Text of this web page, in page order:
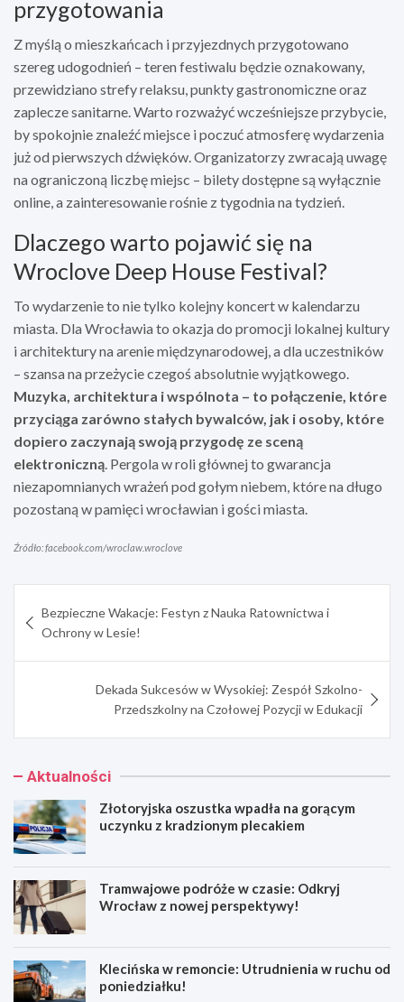
przygotowania
Z myślą o mieszkańcach i przyjezdnych przygotowano
szereg udogodnień – teren festiwalu będzie oznakowany,
przewidziano strefy relaksu, punkty gastronomiczne oraz
zaplecze sanitarne. Warto rozważyć wcześniejsze przybycie,
by spokojnie znaleźć miejsce i poczuć atmosferę wydarzenia
już od pierwszych dźwięków. Organizatorzy zwracają uwagę
na ograniczoną liczbę miejsc – bilety dostępne są wyłącznie
online, a zainteresowanie rośnie z tygodnia na tydzień.
Dlaczego warto pojawić się na
Wroclove Deep House Festival?
To wydarzenie to nie tylko kolejny koncert w kalendarzu
miasta. Dla Wrocławia to okazja do promocji lokalnej kultury
i architektury na arenie międzynarodowej, a dla uczestników
– szansa na przeżycie czegoś absolutnie wyjątkowego.
Muzyka, architektura i wspólnota – to połączenie, które
przyciąga zarówno stałych bywalców, jak i osoby, które
dopiero zaczynają swoją przygodę ze sceną
elektroniczną. Pergola w roli głównej to gwarancja
niezapomnianych wrażeń pod gołym niebem, które na długo
pozostaną w pamięci wrocławian i gości miasta.
Źródło: facebook.com/wroclaw.wroclove
wpisu
Bezpieczne Wakacje: Festyn z Nauka Ratownictwa i
Ochrony w Lesie!
Dekada Sukcesów w Wysokiej: Zespół Szkolno-
Przedszkolny na Czołowej Pozycji w Edukacji
Aktualności
Złotoryjska oszustka wpadła na gorącym
uczynku z kradzionym plecakiem
Tramwajowe podróże w czasie: Odkryj
Wrocław z nowej perspektywy!
Klecińska w remoncie: Utrudnienia w ruchu od
poniedziałku!